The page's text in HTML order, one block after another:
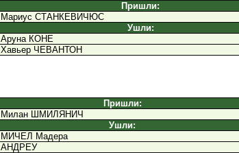
Пришли:
Мариус СТАНКЕВИЧЮС
Ушли:
Аруна КОНЕ
Хавьер ЧЕВАНТОН
Пришли:
Милан ШМИЛЯНИЧ
Ушли:
МИЧЕЛ Мадера
АНДРЕУ